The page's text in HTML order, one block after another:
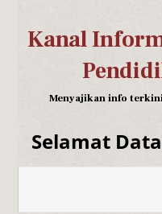
Kanal
Menyajikan info
Selamat